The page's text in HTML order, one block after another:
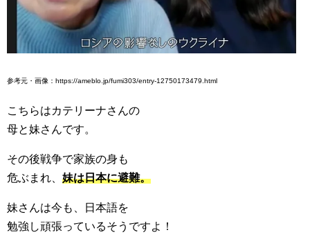
参考元・画像：https://ameblo.jp/fumi303/entry-12750173479.html
こちらはカテリーナさんの
母と妹さんです。
その後戦争で家族の身も
危ぶまれ、 妹は日本に避難。
妹さんは今も、日本語を
勉強し頑張っているそうですよ！